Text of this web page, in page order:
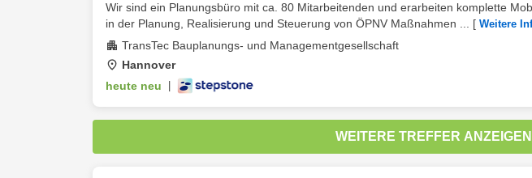
Wir sind ein Planungsbüro mit ca. 80 Mitarbeitenden und erarbeiten komplette
in der Planung, Realisierung und Steuerung von ÖPNV Maßnahmen ...
[ Weitere
TransTec Bauplanungs- und Managementgesellschaft
Hannover
heute neu
WEITERE TREFFER ANZEIGEN